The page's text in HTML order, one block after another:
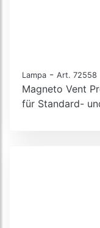
Lampa - Art. 72558
Magneto Vent
für Standard-